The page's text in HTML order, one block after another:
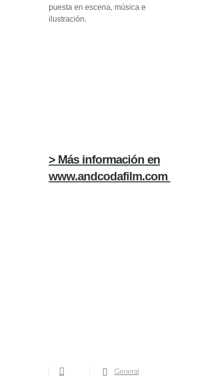
puesta en escena, música e
ilustración.
> Más información en
www.andcodafilm.com
General